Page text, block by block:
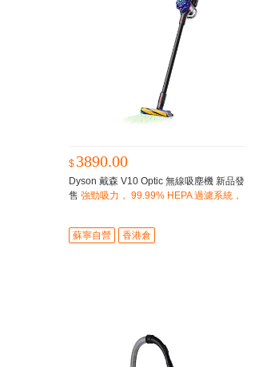
$ 3890.00
Dyson 戴森 V10 Optic 無線吸塵機 新品發
售 強勁吸力， 99.99% HEPA 過濾系統，
蘇寧自營
香港倉